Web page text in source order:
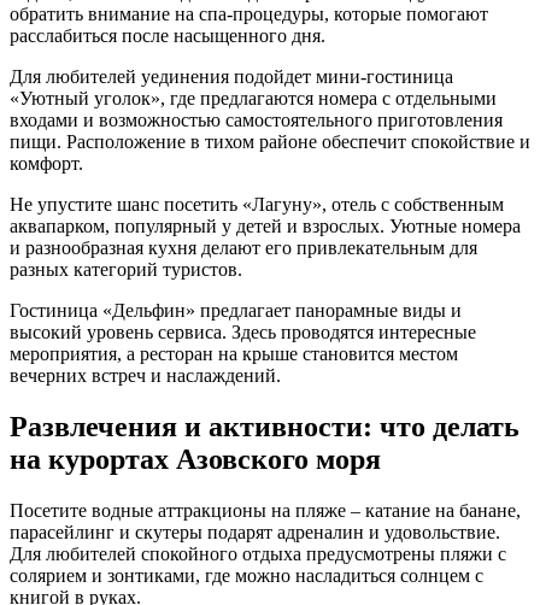
обратить внимание на спа-процедуры, которые помогают
расслабиться после насыщенного дня.
Для любителей уединения подойдет мини-гостиница
«Уютный уголок», где предлагаются номера с отдельными
входами и возможностью самостоятельного приготовления
пищи. Расположение в тихом районе обеспечит спокойствие и
комфорт.
Не упустите шанс посетить «Лагуну», отель с собственным
аквапарком, популярный у детей и взрослых. Уютные номера
и разнообразная кухня делают его привлекательным для
разных категорий туристов.
Гостиница «Дельфин» предлагает панорамные виды и
высокий уровень сервиса. Здесь проводятся интересные
мероприятия, а ресторан на крыше становится местом
вечерних встреч и наслаждений.
Развлечения и активности: что делать
на курортах Азовского моря
Посетите водные аттракционы на пляже – катание на банане,
парасейлинг и скутеры подарят адреналин и удовольствие.
Для любителей спокойного отдыха предусмотрены пляжи с
солярием и зонтиками, где можно насладиться солнцем с
книгой в руках.